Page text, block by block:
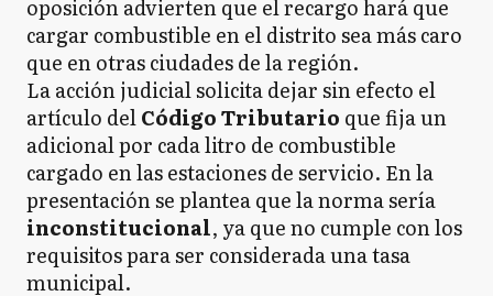
oposición advierten que el recargo hará que
cargar combustible en el distrito sea más caro
que en otras ciudades de la región.
La acción judicial solicita dejar sin efecto el
artículo delCódigo Tributario que fija un
adicional por cada litro de combustible
cargado en las estaciones de servicio. En la
presentación se plantea que la norma sería
inconstitucional, ya que no cumple con los
requisitos para ser considerada una tasa
municipal.